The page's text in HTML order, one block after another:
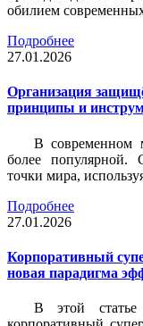
обилием
Подробнее
27.01.2026
Организация
принципы и
В современном
более популярной.
точки мира,
Подробнее
27.01.2026
Корпоративный
новая парадигма
В этой